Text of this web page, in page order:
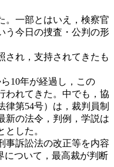
。一部とはいえ，検察官
う今日の捜査・公判の形
れ，支持されてきたも
10年が経過し，この
われてきた。中でも，協
第54号）は，裁判員制
新の法令，判例，学説は
した。
事訴訟法の改正等を内容
について，最高裁が判断